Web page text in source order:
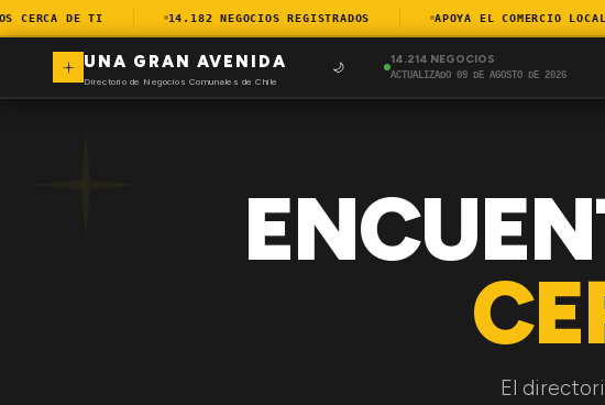
CERCA DE TI 14.182 NEGOCIOS REGISTRADOS APOYA EL COMERCIO LOCAL
UNA GRAN AVENIDA
Directorio de Negocios Comunales de Chile
🌙
14.214 NEGOCIOS
ACTUALIZADO 09 DE AGOSTO DE 2026
El